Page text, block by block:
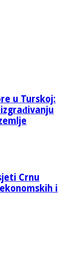
u Turskoj:
Crnu
i